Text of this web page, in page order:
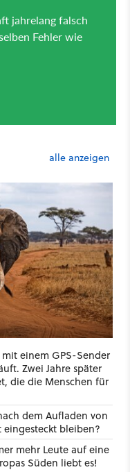
alle anzeigen
einem GPS-Sender
Zwei Jahre später
die die Menschen für
dem Aufladen von
bleiben?
mehr Leute auf eine
Süden liebt es!